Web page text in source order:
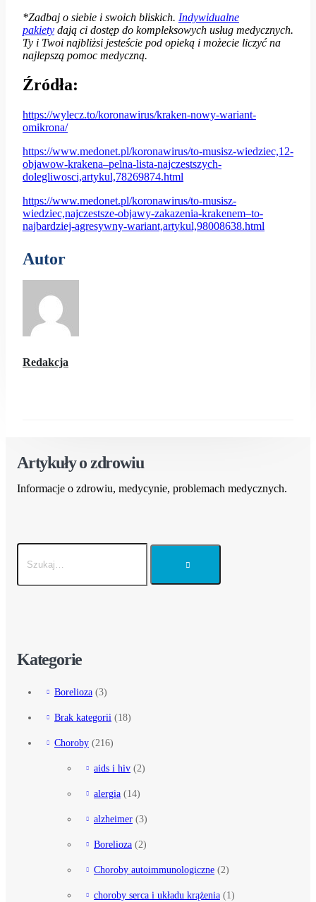
*Zadbaj o siebie i swoich bliskich. Indywidualne
pakiety dają ci dostęp do kompleksowych usług medycznych.
Ty i Twoi najbliżsi jesteście pod opieką i możecie liczyć na
najlepszą pomoc medyczną.
Źródła:
https://wylecz.to/koronawirus/kraken-nowy-wariant-
omikrona/
https://www.medonet.pl/koronawirus/to-musisz-wiedziec,12-
objawow-krakena–pelna-lista-najczestszych-
dolegliwosci,artykul,78269874.html
https://www.medonet.pl/koronawirus/to-musisz-
wiedziec,najczestsze-objawy-zakazenia-krakenem–to-
najbardziej-agresywny-wariant,artykul,98008638.html
Autor
Redakcja
Artykuły o zdrowiu
Informacje o zdrowiu, medycynie, problemach medycznych.
Kategorie
Borelioza (3)
Brak kategorii (18)
Choroby (216)
aids i hiv (2)
alergia (14)
alzheimer (3)
Borelioza (2)
Choroby autoimmunologiczne (2)
choroby serca i układu krążenia (1)